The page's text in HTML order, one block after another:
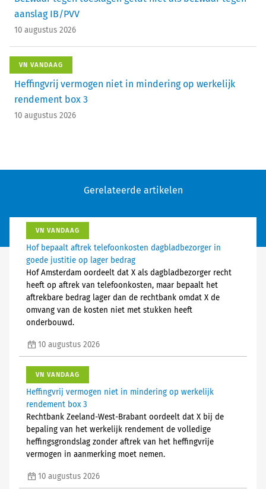
aanslag IB/PVV
10 augustus 2026
VN VANDAAG
Heffingvrij vermogen niet in mindering op werkelijk
rendement box 3
10 augustus 2026
Gerelateerde artikelen
VN VANDAAG
Hof bepaalt aftrek telefoonkosten dagbladbezorger in
goede justitie op lager bedrag
Hof Amsterdam oordeelt dat X als dagbladbezorger recht
heeft op aftrek van telefoonkosten, maar bepaalt het
aftrekbare bedrag lager dan de rechtbank omdat X de
omvang van de kosten niet met stukken heeft
onderbouwd.
10 augustus 2026
VN VANDAAG
Heffingvrij vermogen niet in mindering op werkelijk
rendement box 3
Rechtbank Zeeland-West-Brabant oordeelt dat X bij de
bepaling van het werkelijk rendement de volledige
heffingsgrondslag zonder aftrek van het heffingvrije
vermogen in aanmerking moet nemen.
10 augustus 2026